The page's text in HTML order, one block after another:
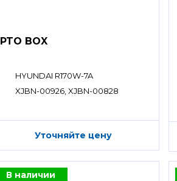
PTO BOX
HYUNDAI R170W-7A
XJBN-00926, XJBN-00828
Уточняйте цену
В наличии